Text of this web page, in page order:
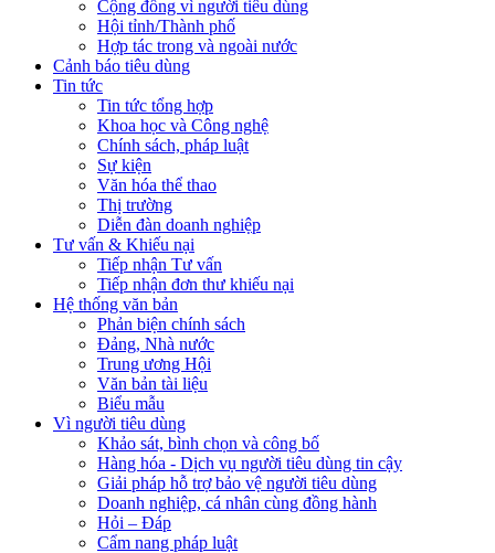
Cộng đồng vì người tiêu dùng
Hội tỉnh/Thành phố
Hợp tác trong và ngoài nước
Cảnh báo tiêu dùng
Tin tức
Tin tức tổng hợp
Khoa học và Công nghệ
Chính sách, pháp luật
Sự kiện
Văn hóa thể thao
Thị trường
Diễn đàn doanh nghiệp
Tư vấn & Khiếu nại
Tiếp nhận Tư vấn
Tiếp nhận đơn thư khiếu nại
Hệ thống văn bản
Phản biện chính sách
Đảng, Nhà nước
Trung ương Hội
Văn bản tài liệu
Biểu mẫu
Vì người tiêu dùng
Khảo sát, bình chọn và công bố
Hàng hóa - Dịch vụ người tiêu dùng tin cậy
Giải pháp hỗ trợ bảo vệ người tiêu dùng
Doanh nghiệp, cá nhân cùng đồng hành
Hỏi – Đáp
Cẩm nang pháp luật